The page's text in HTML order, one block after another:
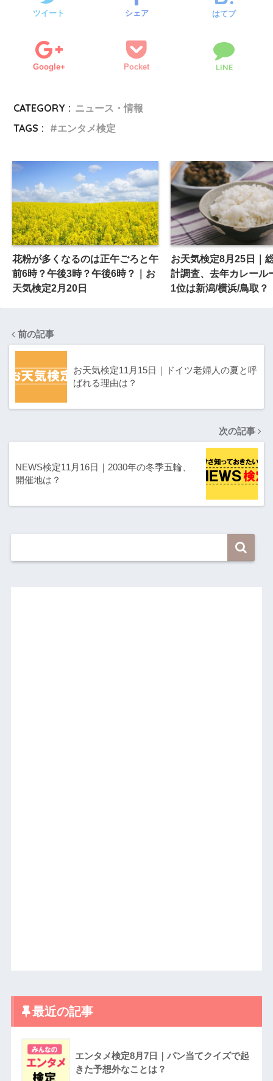
ツイート シェア はてブ
Google+ Pocket LINE
CATEGORY : ニュース・情報
TAGS :
エンタメ検定
花粉が多くなるのは正午ごろと午
前6時？午後3時？午後6時？｜お
天気検定2月20日
お天気検定8月25日｜
計調査、去年カレール
1位は新潟/横浜/鳥取？
前の記事
お天気検定11月15日｜ドイツ老婦人の夏と呼
ばれる理由は？
次の記事
NEWS検定11月16日｜2030年の冬季五輪、
開催地は？
最近の記事
エンタメ検定8月7日｜パン当てクイズで起
きた予想外なことは？